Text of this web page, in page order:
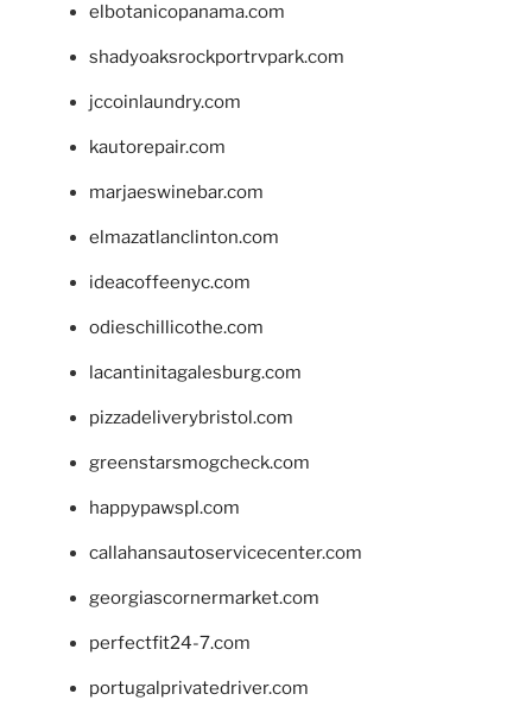
elbotanicopanama.com
shadyoaksrockportrvpark.com
jccoinlaundry.com
kautorepair.com
marjaeswinebar.com
elmazatlanclinton.com
ideacoffeenyc.com
odieschillicothe.com
lacantinitagalesburg.com
pizzadeliverybristol.com
greenstarsmogcheck.com
happypawspl.com
callahansautoservicecenter.com
georgiascornermarket.com
perfectfit24-7.com
portugalprivatedriver.com